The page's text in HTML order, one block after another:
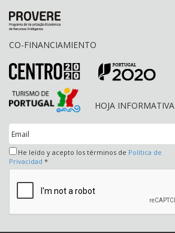
CO-FINANCIAMIENTO
HOJA INFORMATIVA
He leído y acepto los términos de Política de
Privacidad *